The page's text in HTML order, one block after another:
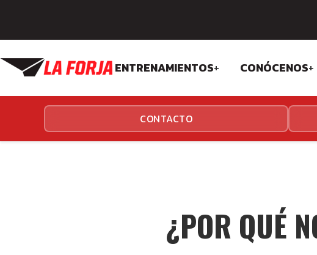
ENTRENAMIENTOS+
CROSSFIT
FUNCIONALES
CONÓCENOS+
FILOSOFÍA
EQUIPO
CONTACTO
¿POR QUÉ